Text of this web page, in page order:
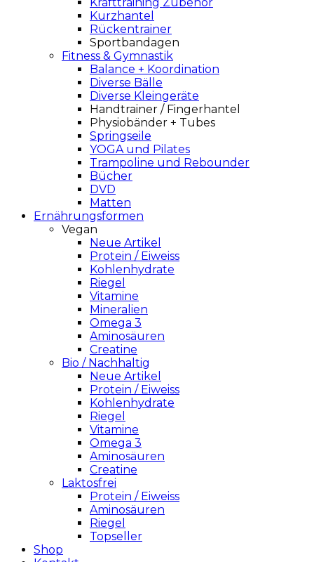
Kurzhantel
Rückentrainer
Sportbandagen
Fitness & Gymnastik
Balance + Koordination
Diverse Bälle
Diverse Kleingeräte
Handtrainer / Fingerhantel
Physiobänder + Tubes
Springseile
YOGA und Pilates
Trampoline und Rebounder
Bücher
DVD
Matten
Ernährungsformen
Vegan
Neue Artikel
Protein / Eiweiss
Kohlenhydrate
Riegel
Vitamine
Mineralien
Omega 3
Aminosäuren
Creatine
Bio / Nachhaltig
Neue Artikel
Protein / Eiweiss
Kohlenhydrate
Riegel
Vitamine
Omega 3
Aminosäuren
Creatine
Laktosfrei
Protein / Eiweiss
Aminosäuren
Riegel
Topseller
Shop